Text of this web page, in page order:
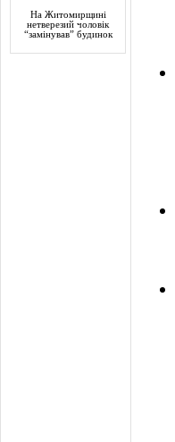
На Житомирщині
нетверезий чоловік
“замінував” будинок